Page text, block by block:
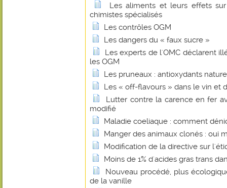
Les aliments et leurs effets
chimistes spécialisés
Les contrôles OGM
Les dangers du « faux sucre »
Les experts de l'OMC déclarent
les OGM
Les pruneaux : antioxydants
Les « off-flavours » dans le vin et
Lutter contre la carence en fer
modifié
Maladie coeliaque : comment
Manger des animaux clonés : oui
Modification de la directive sur
Moins de 1% d'acides gras trans
Nouveau procédé, plus
de la vanille